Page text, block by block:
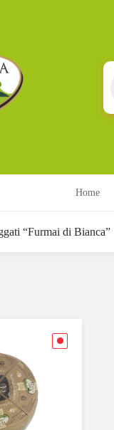
Home
“Furmai di Bianca”